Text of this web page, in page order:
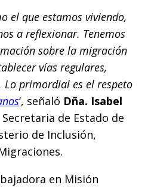
el que estamos viviendo,
a reflexionar. Tenemos
sobre la migración
vías regulares,
Lo primordial es el respeto
‘, señaló Dña. Isabel
Secretaria de Estado de
de Inclusión,
en Misión